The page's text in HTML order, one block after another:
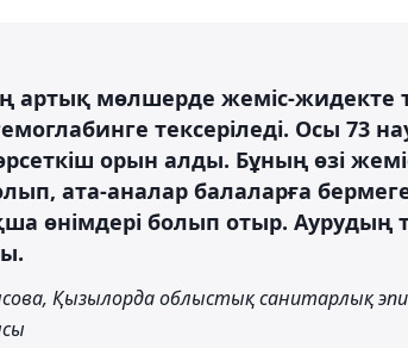
артық мөлшерде жеміс-жидекте
тексеріледі. Осы 73
орын алды. Бұның өзі
ата-аналар балаларға
өнімдері болып отыр. Аурудың
Қызылорда облыстық санитарлық